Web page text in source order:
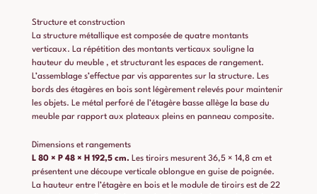
Structure et construction
La structure métallique est composée de quatre montants
verticaux. La répétition des montants verticaux souligne la
hauteur du meuble , et structurant les espaces de rangement.
L’assemblage s’effectue par vis apparentes sur la structure. Les
bords des étagères en bois sont légèrement relevés pour maintenir
les objets. Le métal perforé de l’étagère basse allège la base du
meuble par rapport aux plateaux pleins en panneau composite.
Dimensions et rangements
L 80 × P 48 × H 192,5 cm. Les tiroirs mesurent 36,5 × 14,8 cm et
présentent une découpe verticale oblongue en guise de poignée.
La hauteur entre l’étagère en bois et le module de tiroirs est de 22